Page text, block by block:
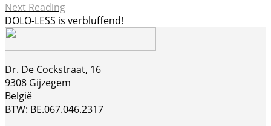
Next Reading
DOLO-LESS is verbluffend!
Dr. De Cockstraat, 16
9308 Gijzegem
België
BTW: BE.067.046.2317